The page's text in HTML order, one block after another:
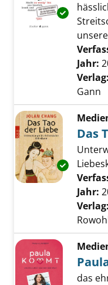
Jahr:
Verlag:
Gann
Das
Jahr:
Verlag:
das